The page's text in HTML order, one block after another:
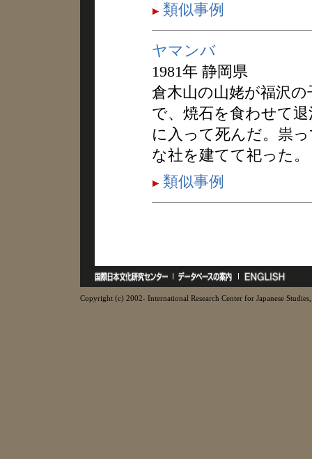
類似事例
ヤマンバ
1981年 静岡県
倉木山の山姥が福沢
で、焼石を食わせて
に入って死んだ。祟
な社を建てて祀った。
類似事例
Copyright (c) 2002- International Research Center for Japanese